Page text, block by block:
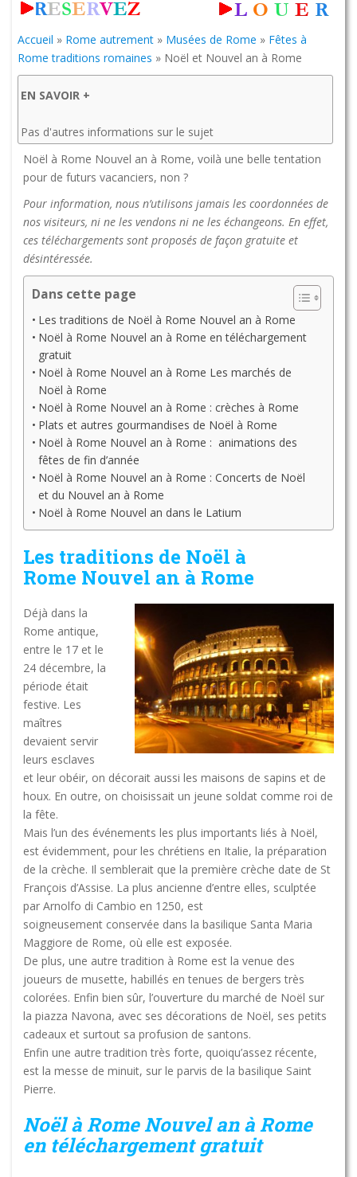
Accueil » Rome autrement » Musées de Rome » Fêtes à
Rome traditions romaines » Noël et Nouvel an à Rome
EN SAVOIR +
Pas d'autres informations sur le sujet
Noël à Rome Nouvel an à Rome, voilà une belle tentation
pour de futurs vacanciers, non ?
Pour information, nous n’utilisons jamais les coordonnées de
nos visiteurs, ni ne les vendons ni ne les échangeons. En effet,
ces téléchargements sont proposés de façon gratuite et
désintéressée.
Dans cette page
Les traditions de Noël à Rome Nouvel an à Rome
Noël à Rome Nouvel an à Rome en téléchargement
gratuit
Noël à Rome Nouvel an à Rome Les marchés de
Noël à Rome
Noël à Rome Nouvel an à Rome : crèches à Rome
Plats et autres gourmandises de Noël à Rome
Noël à Rome Nouvel an à Rome : animations des
fêtes de fin d’année
Noël à Rome Nouvel an à Rome : Concerts de Noël
et du Nouvel an à Rome
Noël à Rome Nouvel an dans le Latium
Les traditions de Noël à
Rome Nouvel an à Rome
Déjà dans la
Rome antique,
entre le 17 et le
24 décembre, la
période était
festive. Les
maîtres
devaient servir
leurs esclaves
et leur obéir, on décorait aussi les maisons de sapins et de
houx. En outre, on choisissait un jeune soldat comme roi de
la fête.
Mais l’un des événements les plus importants liés à Noël,
est évidemment, pour les chrétiens en Italie, la préparation
de la crèche. Il semblerait que la première crèche date de St
François d’Assise. La plus ancienne d’entre elles, sculptée
par Arnolfo di Cambio en 1250, est
soigneusement conservée dans la basilique Santa Maria
Maggiore de Rome, où elle est exposée.
De plus, une autre tradition à Rome est la venue des
joueurs de musette, habillés en tenues de bergers très
colorées. Enfin bien sûr, l’ouverture du marché de Noël sur
la piazza Navona, avec ses décorations de Noël, ses petits
cadeaux et surtout sa profusion de santons.
Enfin une autre tradition très forte, quoiqu’assez récente,
est la messe de minuit, sur le parvis de la basilique Saint
Pierre.
Noël à Rome Nouvel an à Rome
en téléchargement gratuit